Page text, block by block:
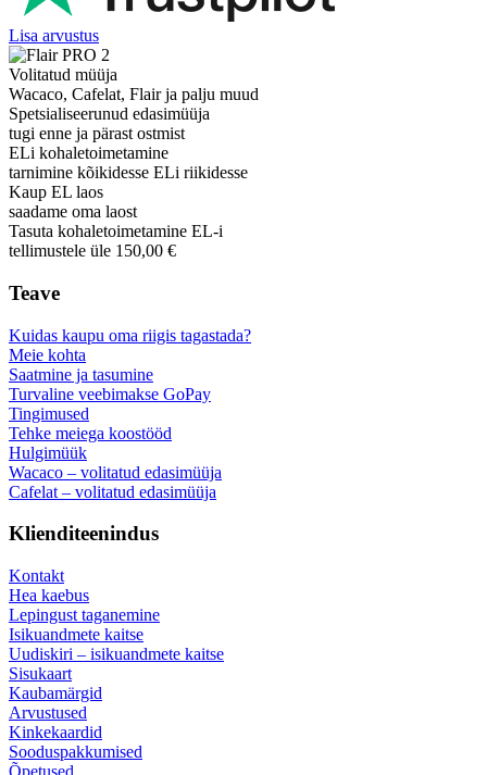
Lisa arvustus
Volitatud müüja
Wacaco, Cafelat, Flair ja palju muud
Spetsialiseerunud edasimüüja
tugi enne ja pärast ostmist
ELi kohaletoimetamine
tarnimine kõikidesse ELi riikidesse
Kaup EL laos
saadame oma laost
Tasuta kohaletoimetamine EL-i
tellimustele üle 150,00 €
Teave
Kuidas kaupu oma riigis tagastada?
Meie kohta
Saatmine ja tasumine
Turvaline veebimakse GoPay
Tingimused
Tehke meiega koostööd
Hulgimüük
Wacaco – volitatud edasimüüja
Cafelat – volitatud edasimüüja
Klienditeenindus
Kontakt
Hea kaebus
Lepingust taganemine
Isikuandmete kaitse
Uudiskiri – isikuandmete kaitse
Sisukaart
Kaubamärgid
Arvustused
Kinkekaardid
Sooduspakkumised
Õpetused